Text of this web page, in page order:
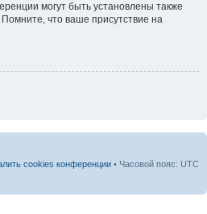
могут быть установлены также
что ваше присутствие на
cookies конференции • Часовой пояс: UTC